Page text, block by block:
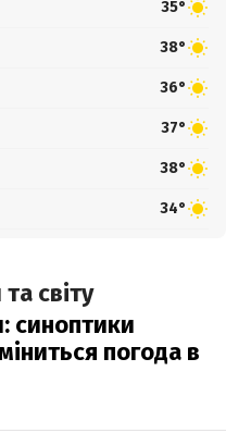
35°
38°
36°
37°
38°
34°
світу
синоптики
погода в